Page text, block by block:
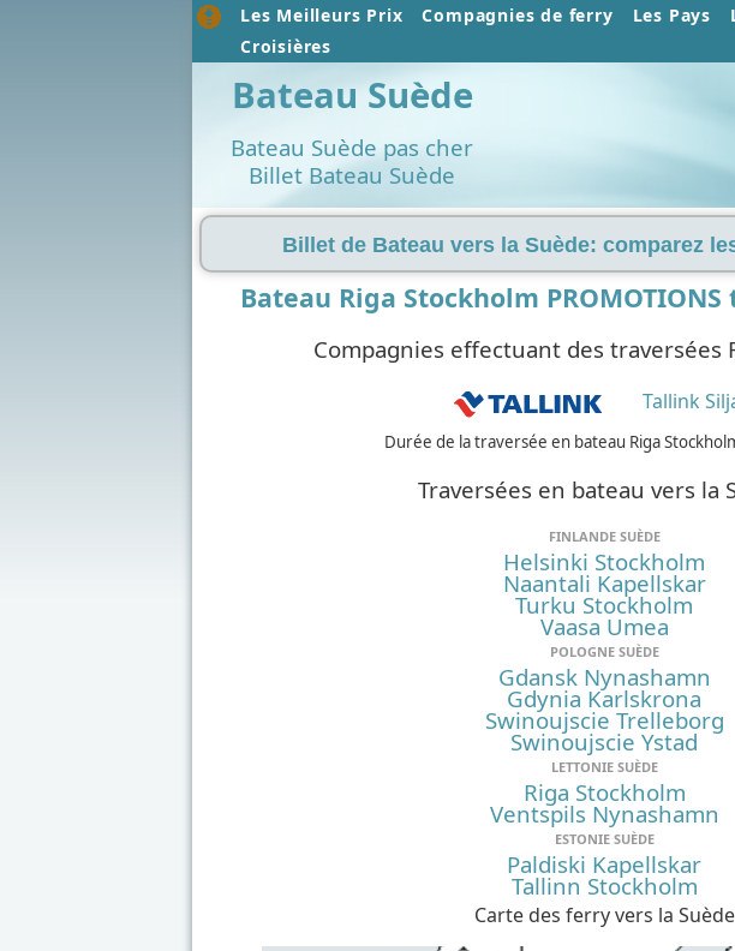
Les Meilleurs Prix Compagnies de ferry Les Pays
Croisières
Bateau Suède
Bateau Suède pas cher
Billet Bateau Suède
Billet de Bateau vers la Suède: comparez
Bateau Riga Stockholm
Compagnies effectuant des traversées
Tallink
Durée de la traversée en bateau Riga
Traversées en bateau vers la
FINLANDE SUÈDE
Helsinki Stockholm
Naantali Kapellskar
Turku Stockholm
Vaasa Umea
POLOGNE SUÈDE
Gdansk Nynashamn
Gdynia Karlskrona
Swinoujscie Trelleborg
Swinoujscie Ystad
LETTONIE SUÈDE
Riga Stockholm
Ventspils Nynashamn
ESTONIE SUÈDE
Paldiski Kapellskar
Tallinn Stockholm
Carte des ferry vers la Suède